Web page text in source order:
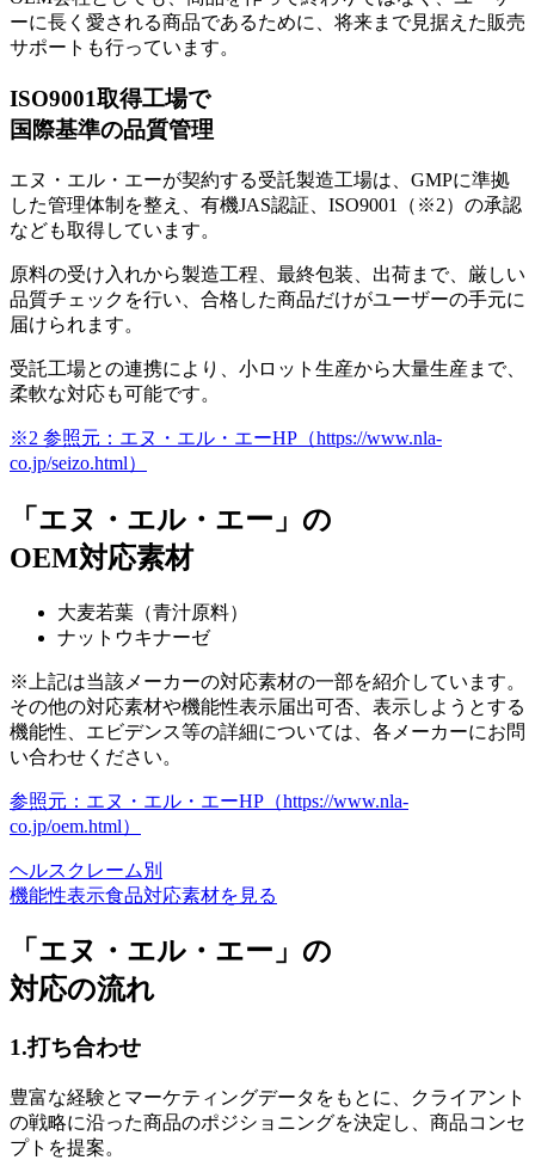
ーに長く愛される商品であるために、将来まで見据えた販売
サポート も行っています。
ISO9001取得工場で
国際基準の品質管理
エヌ・エル・エーが契約する受託製造工場は、 GMPに準拠
した管理体制を整え、有機JAS認証、ISO9001
（※2） の承認
なども取得しています。
原料の受け入れから製造工程、最終包装、出荷まで、厳しい
品質チェックを行い、合格した商品だけがユーザーの手元に
届けられます。
受託工場との連携により、 小ロット生産から大量生産まで、
柔軟な対応も可能です。
※2 参照元：エヌ・エル・エーHP（https://www.nla-
co.jp/seizo.html）
「エヌ・エル・エー」の
OEM対応素材
大麦若葉（青汁原料）
ナットウキナーゼ
※上記は当該メーカーの対応素材の一部を紹介しています。
その他の対応素材や機能性表示届出可否、表示しようとする
機能性、エビデンス等の詳細については、各メーカーにお問
い合わせください。
参照元：エヌ・エル・エーHP（https://www.nla-
co.jp/oem.html）
ヘルスクレーム別
機能性表示食品対応素材を見る
「エヌ・エル・エー」の
対応の流れ
1.打ち合わせ
豊富な経験とマーケティングデータをもとに、クライアント
の戦略に沿った商品のポジショニングを決定し、商品コンセ
プトを提案。